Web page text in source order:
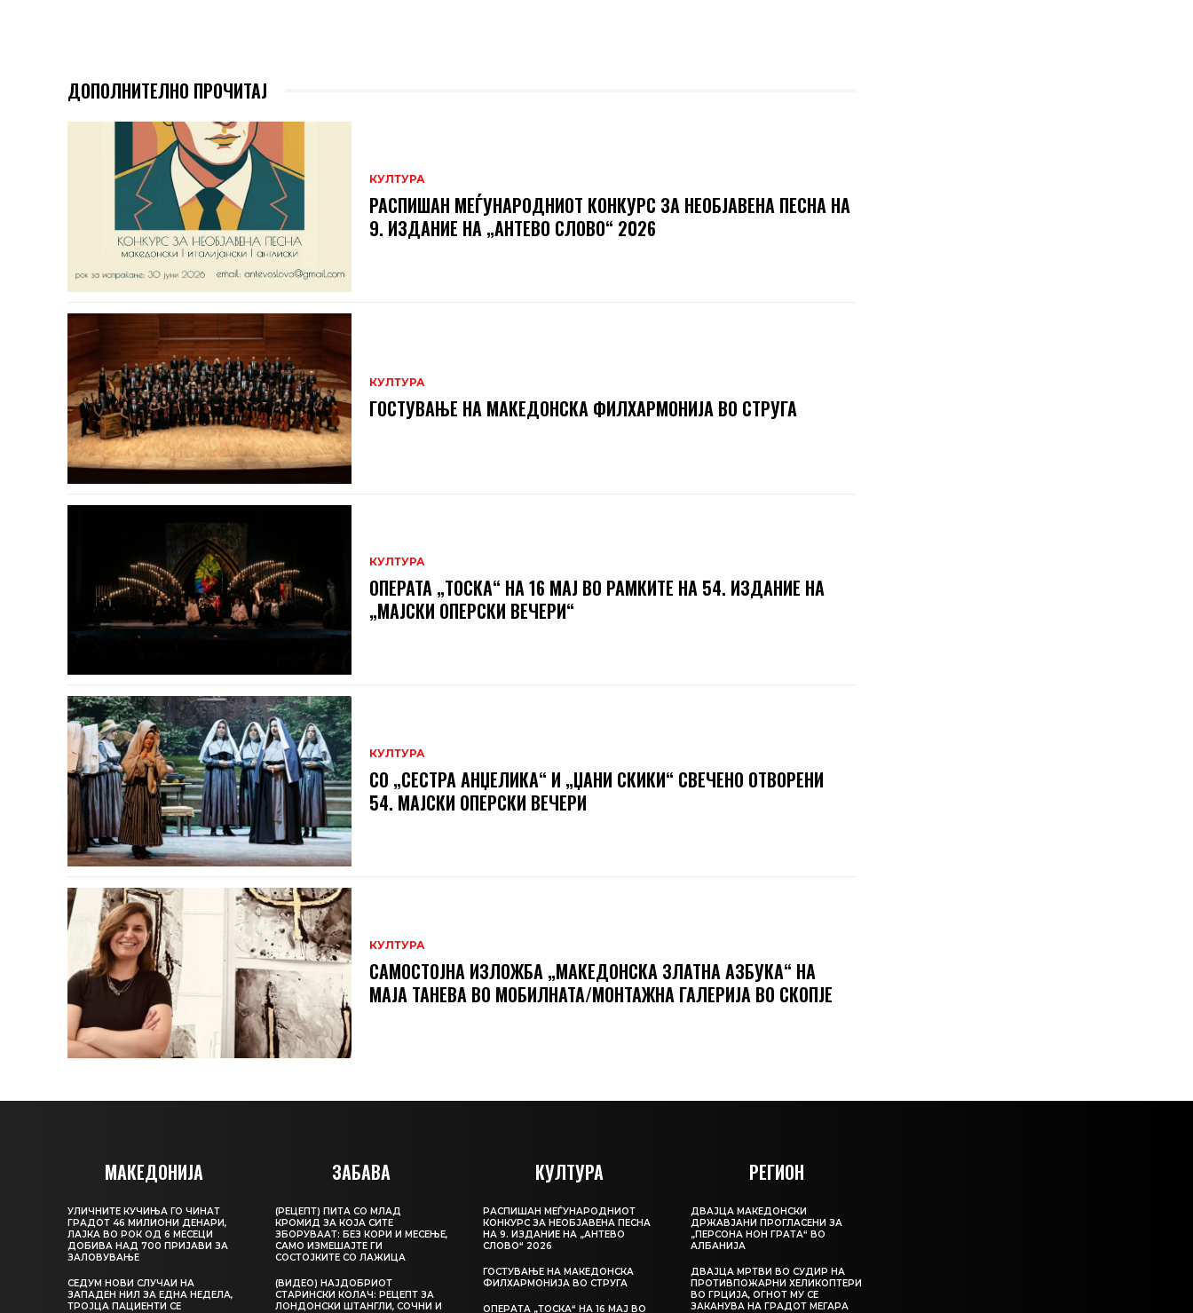
ДОПОЛНИТЕЛНО ПРОЧИТАЈ
КУЛТУРА
РАСПИШАН МЕЃУНАРОДНИОТ КОНКУРС ЗА НЕОБЈАВЕНА ПЕСНА НА
9. ИЗДАНИЕ НА „АНТЕВО СЛОВО“ 2026
КУЛТУРА
ГОСТУВАЊЕ НА МАКЕДОНСКА ФИЛХАРМОНИЈА ВО СТРУГА
КУЛТУРА
ОПЕРАТА „ТОСКА“ НА 16 МАЈ ВО РАМКИТЕ НА 54. ИЗДАНИЕ НА
„МАЈСКИ ОПЕРСКИ ВЕЧЕРИ“
КУЛТУРА
СО „СЕСТРА АНЏЕЛИКА“ И „ЏАНИ СКИКИ“ СВЕЧЕНО ОТВОРЕНИ
54. МАЈСКИ ОПЕРСКИ ВЕЧЕРИ
КУЛТУРА
САМОСТОЈНА ИЗЛОЖБА „МАКЕДОНСКА ЗЛАТНА АЗБУКА“ НА
МAЈА ТАНЕВА ВО МОБИЛНАТА/МОНТАЖНА ГАЛЕРИЈА ВО СКОПЈЕ
МАКЕДОНИЈА
УЛИЧНИТЕ КУЧИЊА ГО ЧИНАТ
ГРАДОТ 46 МИЛИОНИ ДЕНАРИ,
ЛАЈКА ВО РОК ОД 6 МЕСЕЦИ
ДОБИВА НАД 700 ПРИЈАВИ ЗА
ЗАЛОВУВАЊЕ
СЕДУМ НОВИ СЛУЧАИ НА
ЗАПАДЕН НИЛ ЗА ЕДНА НЕДЕЛА,
ТРОЈЦА ПАЦИЕНТИ СЕ
ЗАБАВА
(РЕЦЕПТ) ПИТА СО МЛАД
КРОМИД ЗА КОЈА СИТЕ
ЗБОРУВААТ: БЕЗ КОРИ И МЕСЕЊЕ,
САМО ИЗМЕШАЈТЕ ГИ
СОСТОЈКИТЕ СО ЛАЖИЦА
(ВИДЕО) НАЈДОБРИОТ
СТАРИНСКИ КОЛАЧ: РЕЦЕПТ ЗА
ЛОНДОНСКИ ШТАНГЛИ, СОЧНИ И
КУЛТУРА
РАСПИШАН МЕЃУНАРОДНИОТ
КОНКУРС ЗА НЕОБЈАВЕНА ПЕСНА
НА 9. ИЗДАНИЕ НА „АНТЕВО
СЛОВО“ 2026
ГОСТУВАЊЕ НА МАКЕДОНСКА
ФИЛХАРМОНИЈА ВО СТРУГА
ОПЕРАТА „ТОСКА“ НА 16 МАЈ ВО
РЕГИОН
ДВАЈЦА МАКЕДОНСКИ
ДРЖАВЈАНИ ПРОГЛАСЕНИ ЗА
„ПЕРСОНА НОН ГРАТА“ ВО
АЛБАНИЈА
ДВАЈЦА МРТВИ ВО СУДИР НА
ПРОТИВПОЖАРНИ ХЕЛИКОПТЕРИ
ВО ГРЦИЈА, ОГНОТ МУ СЕ
ЗАКАНУВА НА ГРАДОТ МЕГАРА